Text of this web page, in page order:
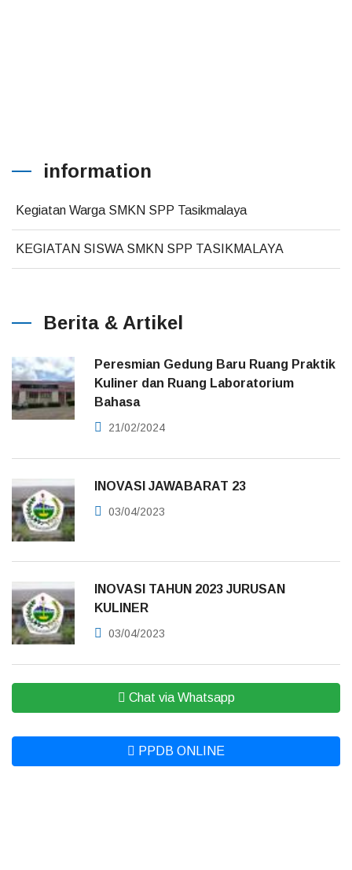
information
Kegiatan Warga SMKN SPP Tasikmalaya
KEGIATAN SISWA SMKN SPP TASIKMALAYA
Berita & Artikel
Peresmian Gedung Baru Ruang Praktik
Kuliner dan Ruang Laboratorium
Bahasa
21/02/2024
INOVASI JAWABARAT 23
03/04/2023
INOVASI TAHUN 2023 JURUSAN
KULINER
03/04/2023
Chat via Whatsapp
PPDB ONLINE